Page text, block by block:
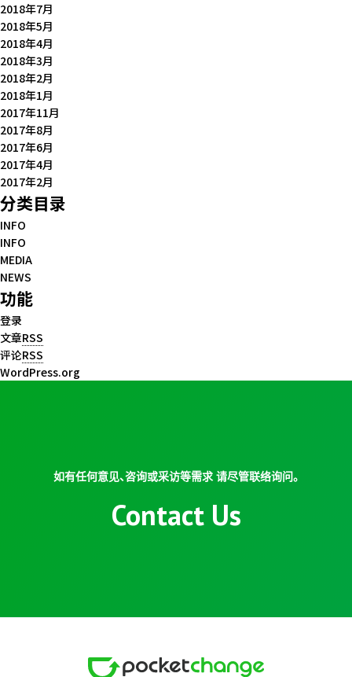
2018年7月
2018年5月
2018年4月
2018年3月
2018年2月
2018年1月
2017年11月
2017年8月
2017年6月
2017年4月
2017年2月
分类目录
INFO
INFO
MEDIA
NEWS
功能
登录
文章RSS
评论RSS
WordPress.org
如有任何意见、咨询或采访等需求 请尽管联络询问。
Contact Us